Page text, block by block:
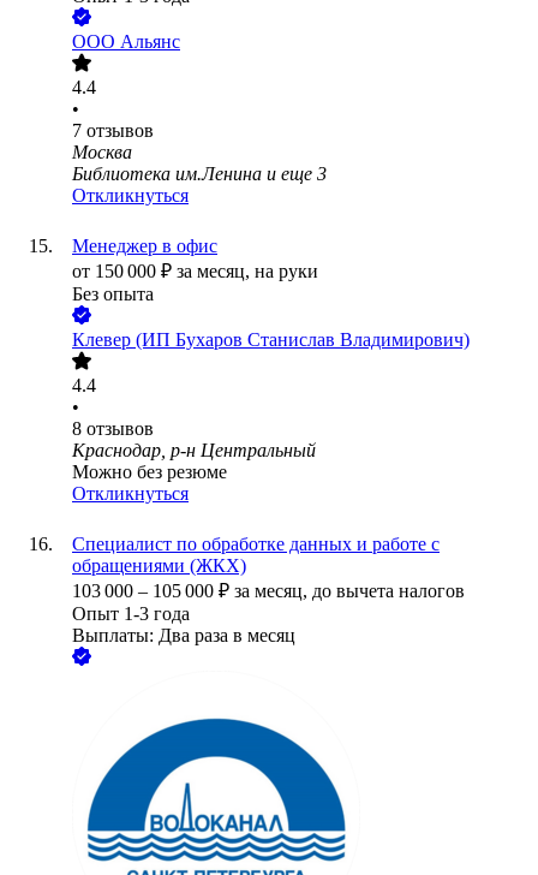
ООО Альянс
4.4
•
7 отзывов
Москва
Библиотека им.Ленина и еще 3
Откликнуться
Менеджер в офис
от 150 000 ₽ за месяц, на руки
Без опыта
Клевер (ИП Бухаров Станислав Владимирович)
4.4
•
8 отзывов
Краснодар, р-н Центральный
Можно без резюме
Откликнуться
Специалист по обработке данных и работе с
обращениями (ЖКХ)
103 000 – 105 000 ₽ за месяц, до вычета налогов
Опыт 1-3 года
Выплаты: Два раза в месяц